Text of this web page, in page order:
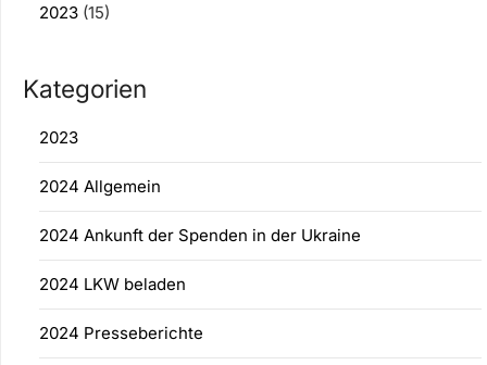
2023 (15)
Kategorien
2023
2024 Allgemein
2024 Ankunft der Spenden in der Ukraine
2024 LKW beladen
2024 Presseberichte